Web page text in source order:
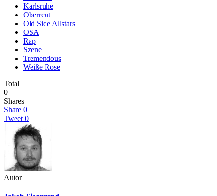
Karlsruhe
Oberreut
Old Side Allstars
OSA
Rap
Szene
Tremendous
Weiße Rose
Total
0
Shares
Share 0
Tweet 0
Autor